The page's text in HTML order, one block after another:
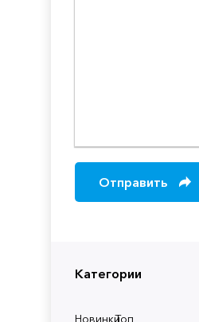
Категории
НовинкиТоп
Отправить